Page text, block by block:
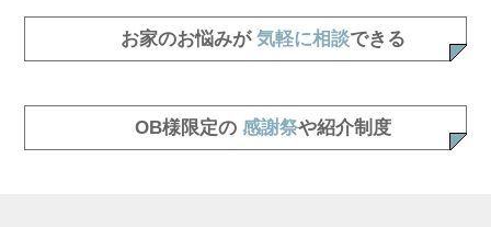
お家のお悩みが 気軽に相談できる
OB様限定の 感謝祭や紹介制度